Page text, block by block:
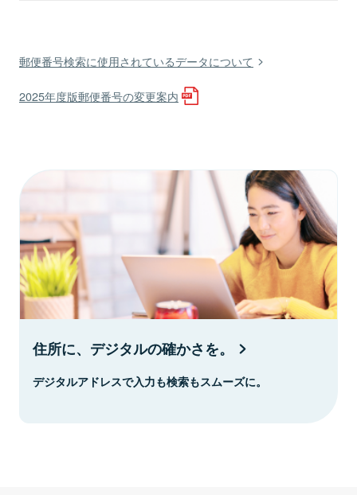
郵便番号検索に使用されているデータについて
2025年度版郵便番号の変更案内
住所に、デジタルの確かさを。
デジタルアドレスで入力も検索もスムーズに。